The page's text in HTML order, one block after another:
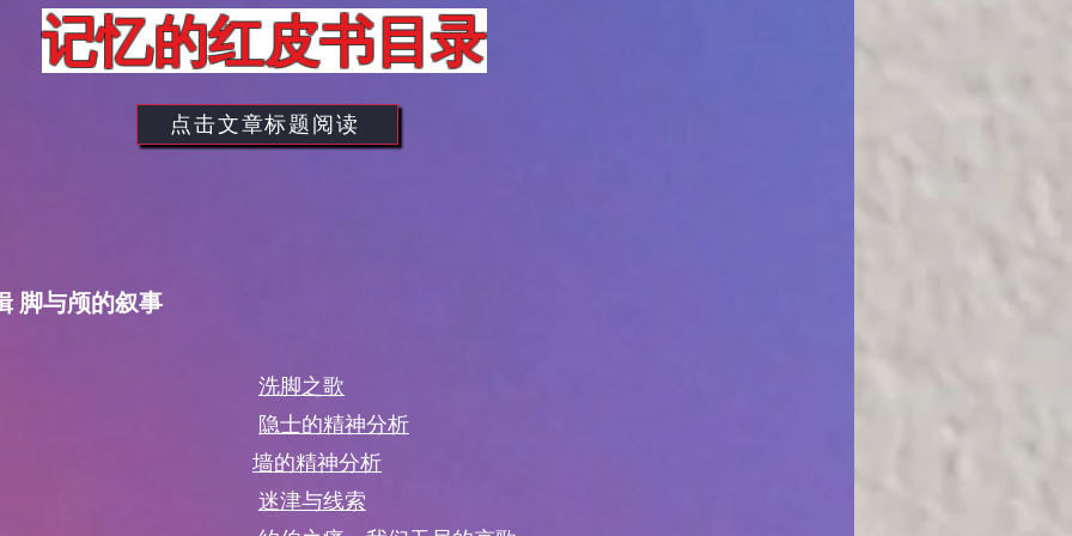
​记忆的红皮书目录
点击文章标题阅读
脚与颅的叙事
洗脚之歌
隐士的精神分析
墙的精神分析
迷津与线索